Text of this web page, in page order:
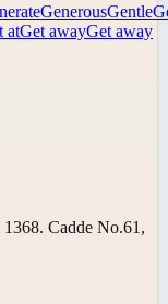
GenerousGentle
atGet awayGet away
Cadde No.61,